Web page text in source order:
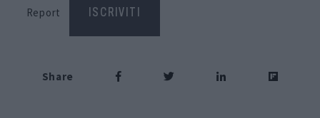
Report ISCRIVITI
Share